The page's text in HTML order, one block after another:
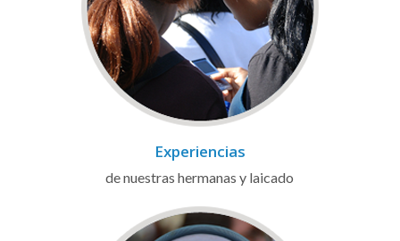
Experiencias
de nuestras hermanas y laicado